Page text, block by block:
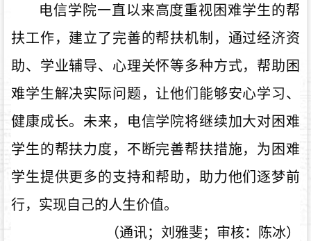
电信学院一直以来高度重视困难学生的帮
扶工作，建立了完善的帮扶机制，通过经济资
助、学业辅导、心理关怀等多种方式，帮助困
难学生解决实际问题，让他们能够安心学习、
健康成长。未来，电信学院将继续加大对困难
学生的帮扶力度，不断完善帮扶措施，为困难
学生提供更多的支持和帮助，助力他们逐梦前
行，实现自己的人生价值。
（通讯；刘雅斐；审核：陈冰）